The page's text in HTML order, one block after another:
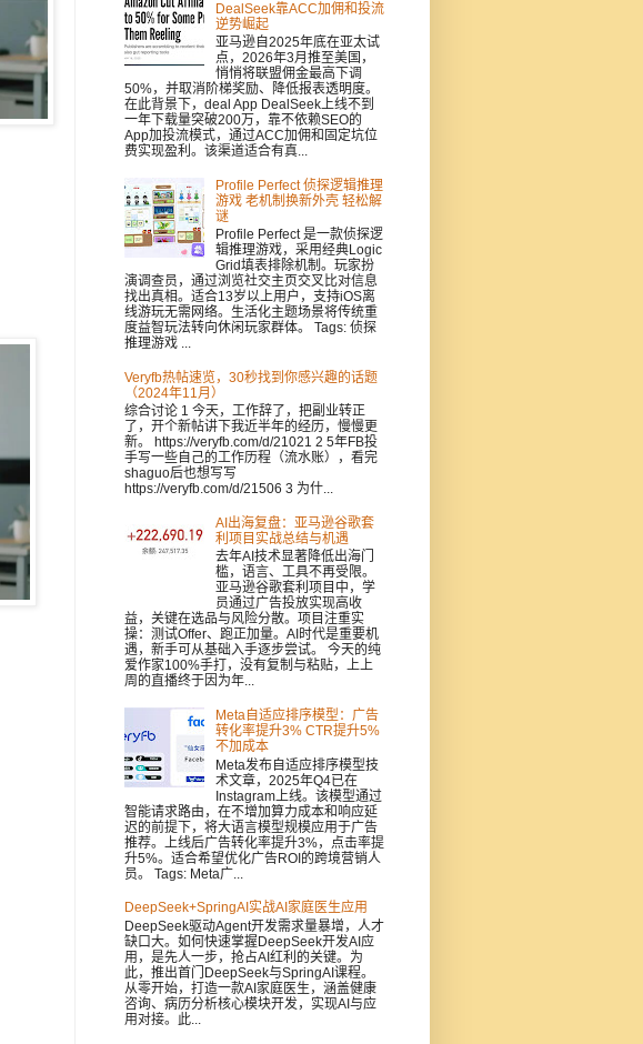
DealSeek靠ACC加佣和投流
逆势崛起
亚马逊自2025年底在亚太试
点，2026年3月推至美国，
悄悄将联盟佣金最高下调
50%，并取消阶梯奖励、降低报表透明度。
在此背景下，deal App DealSeek上线不到
一年下载量突破200万，靠不依赖SEO的
App加投流模式，通过ACC加佣和固定坑位
费实现盈利。该渠道适合有真...
Profile Perfect 侦探逻辑推理
游戏 老机制换新外壳 轻松解
谜
Profile Perfect 是一款侦探逻
辑推理游戏，采用经典Logic
Grid填表排除机制。玩家扮
演调查员，通过浏览社交主页交叉比对信息
找出真相。适合13岁以上用户，支持iOS离
线游玩无需网络。生活化主题场景将传统重
度益智玩法转向休闲玩家群体。 Tags: 侦探
推理游戏 ...
Veryfb热帖速览，30秒找到你感兴趣的话题
（2024年11月）
综合讨论 1 今天，工作辞了，把副业转正
了，开个新帖讲下我近半年的经历，慢慢更
新。 https://veryfb.com/d/21021 2 5年FB投
手写一些自己的工作历程（流水账），看完
shaguo后也想写写
https://veryfb.com/d/21506 3 为什...
AI出海复盘：亚马逊谷歌套
利项目实战总结与机遇
去年AI技术显著降低出海门
槛，语言、工具不再受限。
亚马逊谷歌套利项目中，学
员通过广告投放实现高收
益，关键在选品与风险分散。项目注重实
操：测试Offer、跑正加量。AI时代是重要机
遇，新手可从基础入手逐步尝试。 今天的纯
爱作家100%手打，没有复制与粘贴，上上
周的直播终于因为年...
Meta自适应排序模型：广告
转化率提升3% CTR提升5%
不加成本
Meta发布自适应排序模型技
术文章，2025年Q4已在
Instagram上线。该模型通过
智能请求路由，在不增加算力成本和响应延
迟的前提下，将大语言模型规模应用于广告
推荐。上线后广告转化率提升3%，点击率提
升5%。适合希望优化广告ROI的跨境营销人
员。 Tags: Meta广...
DeepSeek+SpringAI实战AI家庭医生应用
DeepSeek驱动Agent开发需求量暴增，人才
缺口大。如何快速掌握DeepSeek开发AI应
用，是先人一步，抢占AI红利的关键。为
此，推出首门DeepSeek与SpringAI课程。
从零开始，打造一款AI家庭医生，涵盖健康
咨询、病历分析核心模块开发，实现AI与应
用对接。此...